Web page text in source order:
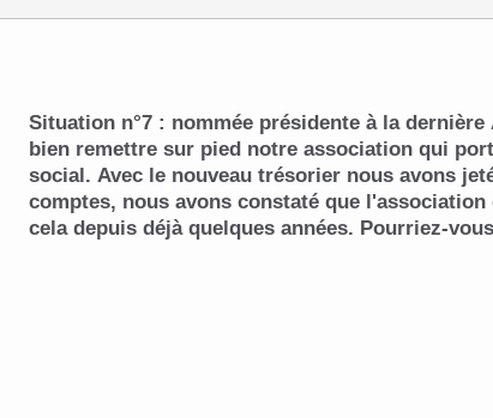
Situation n°7 : nommée présidente à la dernière
bien remettre sur pied notre association qui
social. Avec le nouveau trésorier nous avons
comptes, nous avons constaté que
cela depuis déjà quelques années. Pourriez-